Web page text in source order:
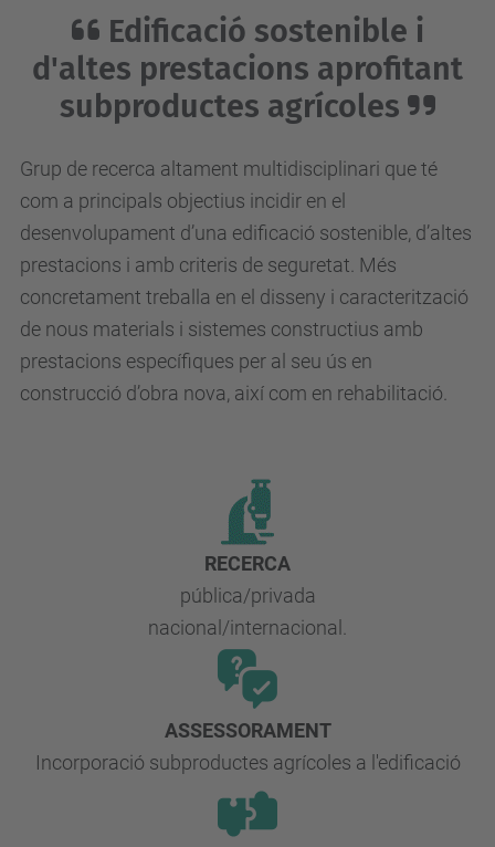
Edificació sostenible i
d'altes prestacions aprofitant
subproductes agrícoles
Grup de recerca altament multidisciplinari que té
com a principals objectius incidir en el
desenvolupament d’una edificació sostenible, d’altes
prestacions i amb criteris de seguretat. Més
concretament treballa en el disseny i caracterització
de nous materials i sistemes constructius amb
prestacions específiques per al seu ús en
construcció d’obra nova, així com en rehabilitació.
RECERCA
pública/privada
nacional/internacional.
ASSESSORAMENT
Incorporació subproductes agrícoles a l'edificació